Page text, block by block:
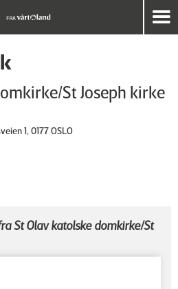
St Joseph kirke
1, 0177 OSLO
St Olav katolske domkirke/St